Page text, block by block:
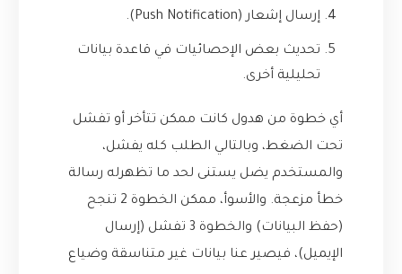
إرسال إشعار (Push Notification).
تحديث بعض الإحصائيات في قاعدة بيانات
تحليلية أخرى.
أي خطوة من هدول كانت ممكن تتأخر أو تفشل
تحت الضغط، وبالتالي الطلب كله يفشل،
والمستخدم يضل يستنى لحد ما تظهرله رسالة
خطأ مزعجة. والأسوأ، ممكن الخطوة 2 تنجح
(حفظ البيانات) والخطوة 3 تفشل (إرسال
الإيميل)، فيصير عنا بيانات غير متناسقة وضياع